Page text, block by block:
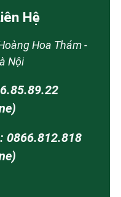
Hệ
Hoa Thám -
Nội
0866.812.818